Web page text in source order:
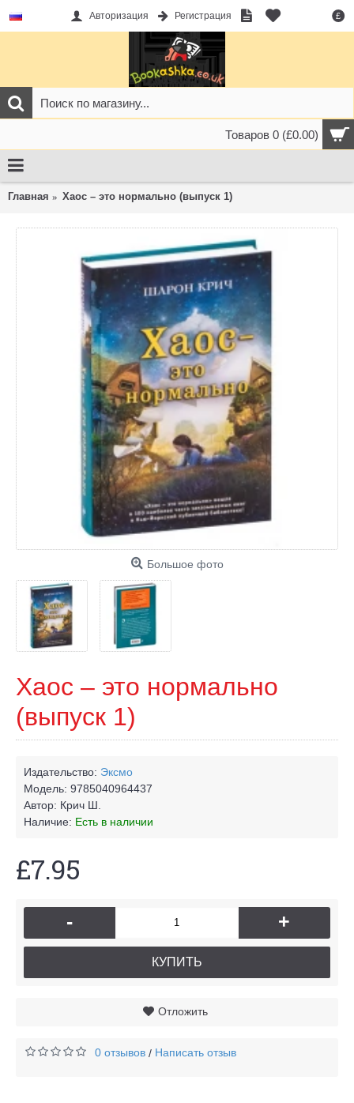
£
Авторизация Регистрация
Товаров 0 (£0.00)
Главная Хаос – это нормально (выпуск 1)
Большое фото
Хаос – это нормально
(выпуск 1)
Издательство: Эксмо
Модель: 9785040964437
Автор: Крич Ш.
Наличие: Есть в наличии
£7.95
- +
КУПИТЬ
Отложить
0 отзывов / Написать отзыв